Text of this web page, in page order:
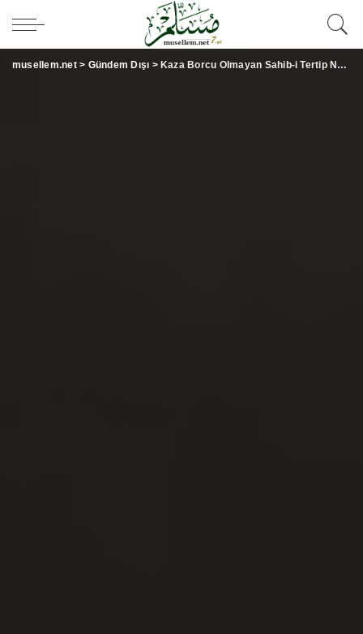
musellem.net> Gündem Dışı > Kaza Borcu Olmayan Sahib-i Tertip Nesil Mimarı Muallimler